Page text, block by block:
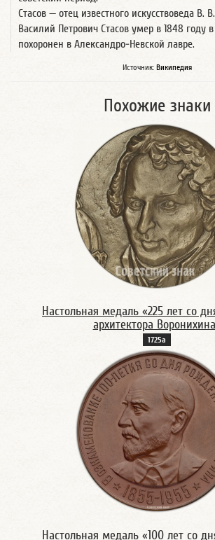
Стасов — отец известного искусствоведа В.
Василий Петрович Стасов умер в 1848 году
похоронен в Александро-Невской лавре.
Источник: Википедия
Похожие знаки
Настольная медаль «225 лет со
архитектора
1725а
Настольная медаль «100 лет со